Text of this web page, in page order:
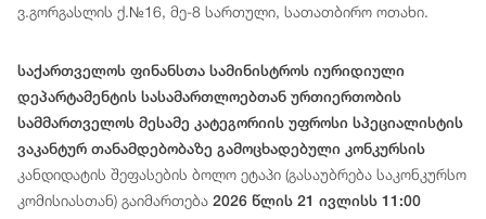
ვ.გორგასლის ქ.№16, მე-8 სართული, სათათბირო ოთახი.
საქართველოს ფინანსთა სამინისტროს იურიდიული
დეპარტამენტის სასამართლოებთან ურთიერთობის
სამმართველოს მესამე კატეგორიის უფროსი სპეციალისტის
ვაკანტურ თანამდებობაზე გამოცხადებული კონკურსის
კანდიდატის შეფასების ბოლო ეტაპი (გასაუბრება საკონკურსო
კომისიასთან) გაიმართება 2026 წლის 21 ივლისს 11:00